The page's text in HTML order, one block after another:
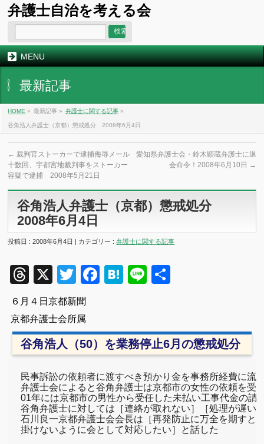
弁護士自治を考える会
MENU
最新記事
HOME » 最新記事 » 弁護士に関する記事 »
谷角浩人弁護士（京都）懲戒処分 2008年6月4日
← 裁判官ストーカーで逮捕侮辱メール
十数回、宇都宮地裁判事をストーカー
容疑で逮捕 2008年5月21日
愛知県弁護士会・鈴木顕蔵弁護士に退
会命令！2008年6月10日 →
谷角浩人弁護士（京都）懲戒処分
2008年6月4日
投稿日 : 2008年6月4日 | カテゴリー :弁護士に関する記事
Threads
X TwitterFacebook
Hatena
Line
６月４日京都新聞
京都弁護士会所属
谷角浩人（50）を業務停止6月の懲戒処分
民事訴訟の依頼者に渡すべき預かり金を事務所経費に
弁護士会によると谷角弁護士は京都市の女性の依頼を受
01年には京都市の男性から受任した未払い工事代金の
谷角弁護士に対しては［連絡が取れない］［処理が遅い
石川良一京都弁護士会会長は［再発防止に万全を期すと
掛けないように会として対応したい］と話した